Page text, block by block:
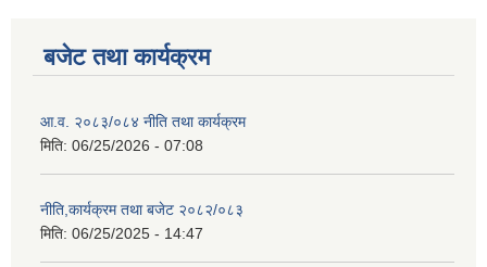
बजेट तथा कार्यक्रम
आ.व. २०८३/०८४ नीति तथा कार्यक्रम
मिति: 06/25/2026 - 07:08
नीति,कार्यक्रम तथा बजेट २०८२/०८३
मिति: 06/25/2025 - 14:47